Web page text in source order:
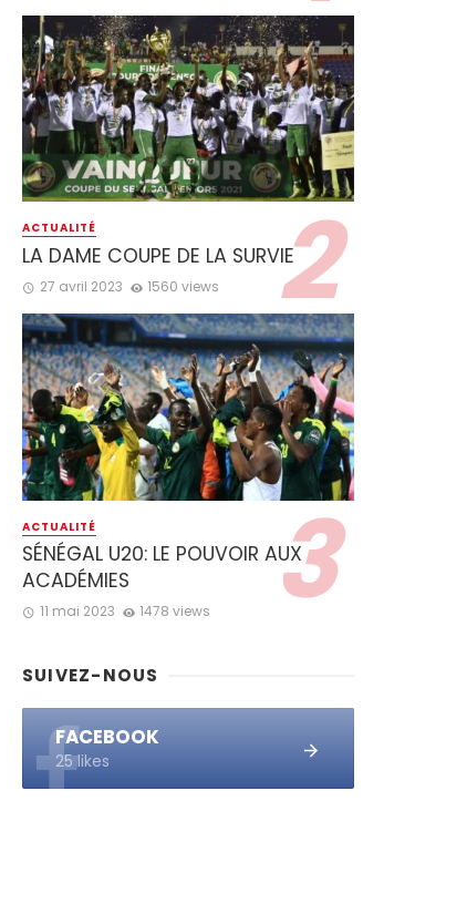
ACTUALITÉ
LA DAME COUPE DE LA SURVIE
27 avril 2023 1560 views
ACTUALITÉ
SÉNÉGAL U20: LE POUVOIR AUX
ACADÉMIES
11 mai 2023 1478 views
SUIVEZ-NOUS
FACEBOOK
25 likes